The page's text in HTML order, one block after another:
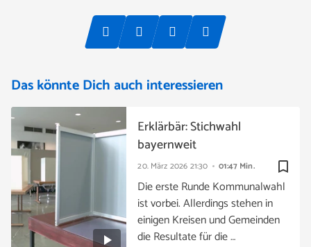
Das könnte Dich auch interessieren
bookmark_border
20. März 2026 21:30 01:47 Min.
Erklärbär: Stichwahl
bayernweit
Die erste Runde Kommunalwahl
ist vorbei. Allerdings stehen in
einigen Kreisen und Gemeinden
die Resultate für die …